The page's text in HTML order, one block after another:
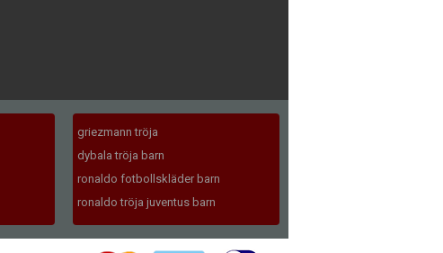
griezmann tröja
dybala tröja barn
ronaldo fotbollskläder barn
ronaldo tröja juventus barn